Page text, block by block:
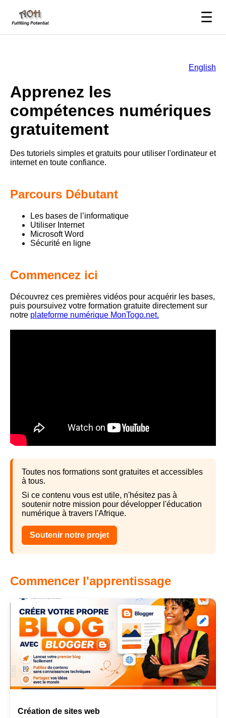
☰
English
Apprenez les
compétences numériques
gratuitement
Des tutoriels simples et gratuits pour utiliser l'ordinateur et
internet en toute confiance.
Parcours Débutant
Les bases de l’informatique
Utiliser Internet
Microsoft Word
Sécurité en ligne
Commencez ici
Découvrez ces premières vidéos pour acquérir les bases,
puis poursuivez votre formation gratuite directement sur
notre plateforme numérique MonTogo.net.
Toutes nos formations sont gratuites et accessibles
à tous.
Si ce contenu vous est utile, n'hésitez pas à
soutenir notre mission pour développer l'éducation
numérique à travers l'Afrique.
Soutenir notre projet
Commencer l'apprentissage
Création de sites web